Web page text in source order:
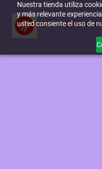
Nuestra tienda utiliza
y más relevante
usted consiente el uso de
miTienda-